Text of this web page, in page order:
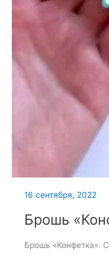
16 сентября, 2022
Брошь
Брошь «Конфетка».